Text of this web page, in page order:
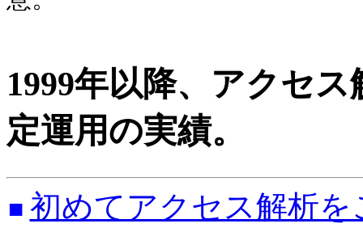
1999年以降、アクセ
定運用の実績。
■ 初めてアクセス解析を